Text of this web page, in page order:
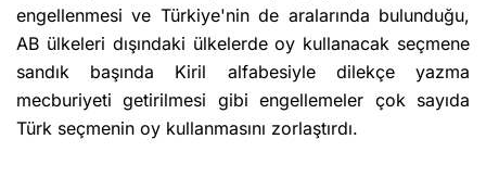
engellenmesi ve Türkiye'nin de aralarında bulunduğu,
AB ülkeleri dışındaki ülkelerde oy kullanacak seçmene
sandık başında Kiril alfabesiyle dilekçe yazma
mecburiyeti getirilmesi gibi engellemeler çok sayıda
Türk seçmenin oy kullanmasını zorlaştırdı.